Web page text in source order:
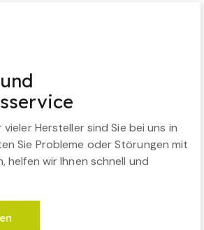
Hersteller sind Sie bei uns in
Sie Probleme oder Störungen mit
helfen wir Ihnen schnell und